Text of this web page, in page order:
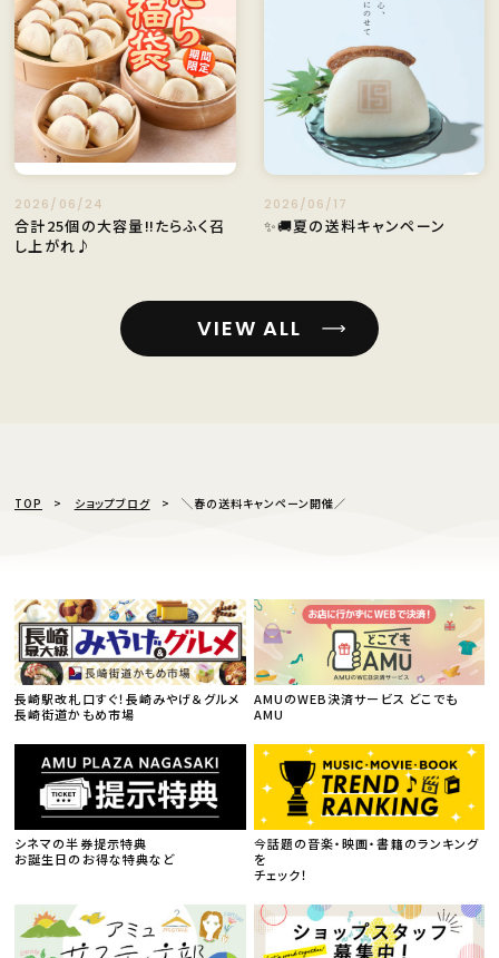
2026/06/24
合計25個の大容量‼たらふく召
し上がれ♪
2026/06/17
✨🚚夏の送料キャンペーン
VIEW ALL
TOP ショップブログ ╲春の送料キャンペーン開催／
長崎駅改札口すぐ！長崎みやげ＆グルメ
長崎街道かもめ市場
AMUのWEB決済サービス どこでも
AMU
シネマの半券提示特典
お誕生日のお得な特典など
今話題の音楽・映画・書籍のランキング
を
チェック！